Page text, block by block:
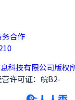
务合作
科技有限公司版权
许可证：皖B2-